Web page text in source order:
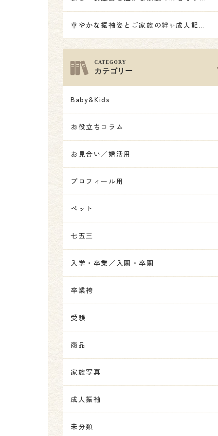
華やかな振袖姿とご家族の絆✨成人記念撮影👘
カテゴリー
Baby&Kids
お役立ちコラム
お見合い／婚活用
プロフィール用
ペット
七五三
入学・卒業／入園・卒園
卒業袴
受験
商品
家族写真
成人振袖
未分類